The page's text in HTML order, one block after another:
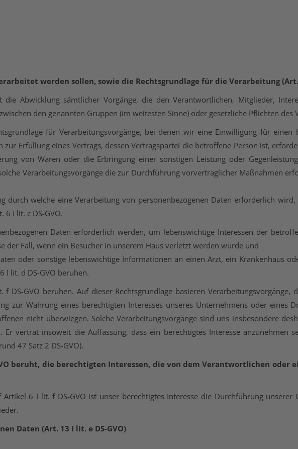
werden sollen, sowie die Rechtsgrundlage für die Verarbeitung (Art.
Abwicklung sämtlicher Vorgänge, die den Verantwortlichen, Mitglieder,
den genannten Gruppen (im weitesten Sinne) oder gesetzliche Pflichten
für Verarbeitungsvorgänge, bei denen wir eine Einwilligung für einen
Erfüllung eines Vertrags, dessen Vertragspartei die betroffene Person ist,
von Waren oder die Erbringung einer sonstigen Leistung oder
Verarbeitungsvorgänge die zur Durchführung vorvertraglicher Maßnahmen
durch welche eine Verarbeitung von personenbezogenen Daten erforderlich
6 I lit. c DS-GVO.
Daten erforderlich werden, um lebenswichtige Interessen der
der Fall, wenn ein Besucher in unserem Haus verletzt werden würde und
oder sonstige lebenswichtige Informationen an einen Arzt, ein Krankenhaus
I lit. d DS-GVO beruhen.
DS-GVO beruhen. Auf dieser Rechtsgrundlage basieren Verarbeitungsvorgänge,
zur Wahrung eines berechtigten Interesses unseres Unternehmens oder eines
nicht überwiegen. Solche Verarbeitungsvorgänge sind uns insbesondere
Er vertrat insoweit die Auffassung, dass ein berechtigtes Interesse anzunehmen
47 Satz 2 DS-GVO).
beruht, die berechtigten Interessen, die von dem Verantwortlichen oder
6 I lit. f DS-GVO ist unser berechtigtes Interesse die Durchführung unserer
Daten (Art. 13 I lit. e DS-GVO)